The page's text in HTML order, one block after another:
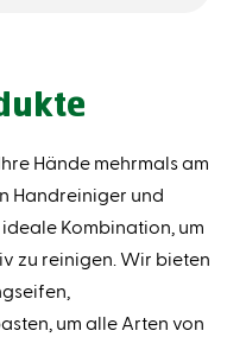
Hände mehrmals am
Handreiniger und
Kombination, um
zu reinigen. Wir bieten
um alle Arten von